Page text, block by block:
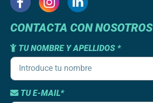
CONTACTA CON NOSOTROS
TU NOMBRE Y APELLIDOS *
TU E-MAIL*